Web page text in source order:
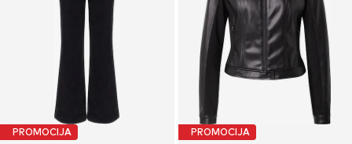
PROMOCIJA PROMOCIJA